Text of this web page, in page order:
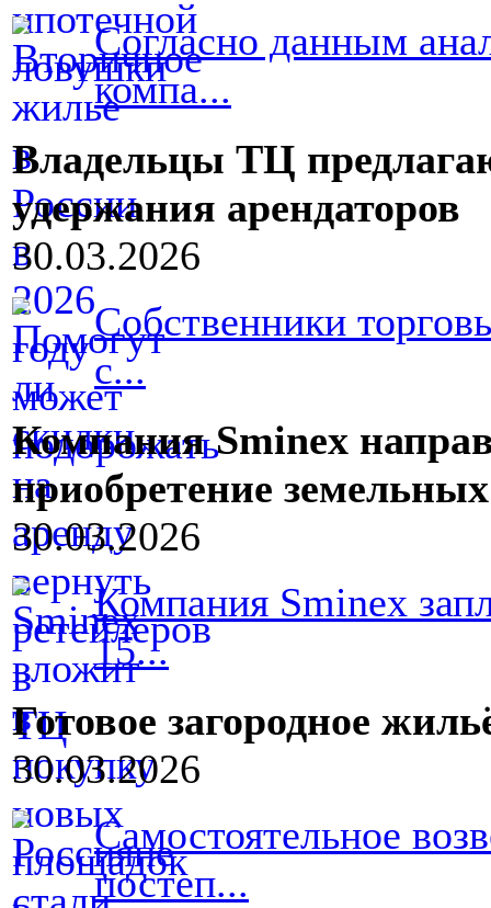
Согласно данным
компа...
Владельцы ТЦ
удержания арендаторов
30.03.2026
Собственники
с...
Компания Sminex
приобретение
30.03.2026
Компания Sminex
15...
Готовое загородное
30.03.2026
Самостоятельное
постеп...